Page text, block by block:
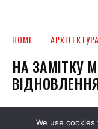
We use